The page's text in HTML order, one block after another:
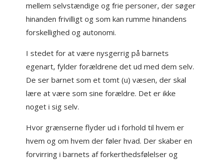
mellem selvstændige og frie personer, der søger
hinanden frivilligt og som kan rumme hinandens
forskellighed og autonomi.
I stedet for at være nysgerrig på barnets
egenart, fylder forældrene det ud med dem selv.
De ser barnet som et tomt (u) væsen, der skal
lære at være som sine forældre. Det er ikke
noget i sig selv.
Hvor grænserne flyder ud i forhold til hvem er
hvem og om hvem der føler hvad. Der skaber en
forvirring i barnets af forkerthedsfølelser og